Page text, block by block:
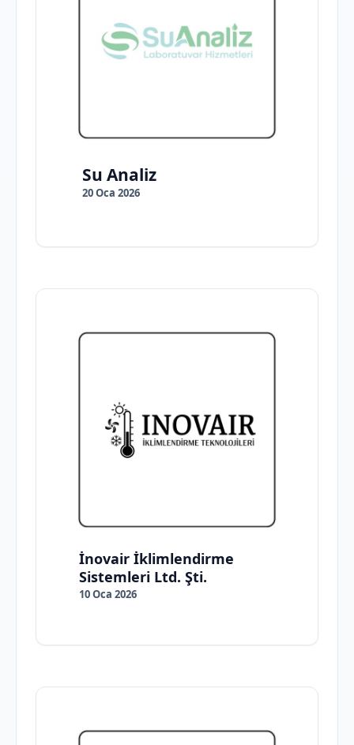
Su Analiz
20 Oca 2026
İnovair İklimlendirme
Sistemleri Ltd. Şti.
10 Oca 2026